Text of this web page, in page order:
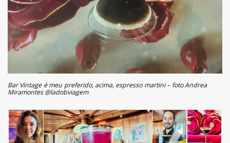
Bar Vintage é meu preferido, acima, espresso martini – foto Andrea
Miramontes @ladobviagem